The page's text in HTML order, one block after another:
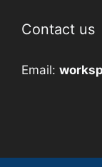
Contact us
Email: